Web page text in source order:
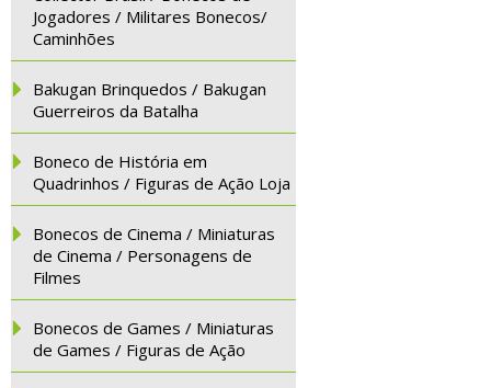
Jogadores / Militares Bonecos/
Caminhões
Bakugan Brinquedos / Bakugan
Guerreiros da Batalha
Boneco de História em
Quadrinhos / Figuras de Ação Loja
Bonecos de Cinema / Miniaturas
de Cinema / Personagens de
Filmes
Bonecos de Games / Miniaturas
de Games / Figuras de Ação